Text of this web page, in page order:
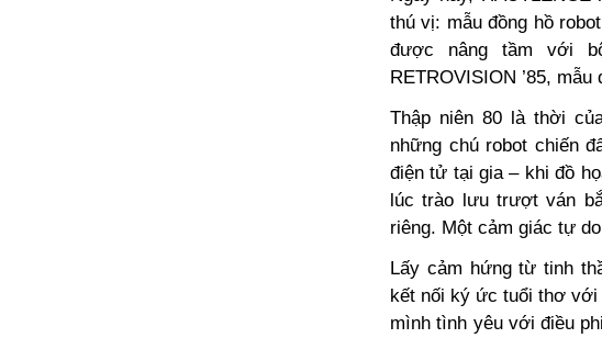
thú vị: mẫu đồng hồ
được nâng tầm với
RETROVISION ’85,
Thập niên 80 là thời
những chú robot chiến
điện tử tại gia – khi đồ
lúc trào lưu trượt ván
riêng. Một cảm giác tự
Lấy cảm hứng từ tinh
kết nối ký ức tuổi thơ với
mình tình yêu với điều